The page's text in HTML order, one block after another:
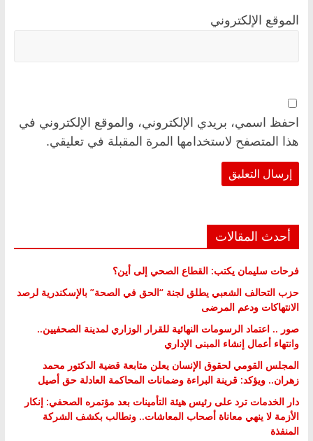
الموقع الإلكتروني
احفظ اسمي، بريدي الإلكتروني، والموقع الإلكتروني في
هذا المتصفح لاستخدامها المرة المقبلة في تعليقي.
أحدث المقالات
فرحات سليمان يكتب: القطاع الصحي إلى أين؟
حزب التحالف الشعبي يطلق لجنة “الحق في الصحة” بالإسكندرية لرصد
الانتهاكات ودعم المرضى
صور .. اعتماد الرسومات النهائية للقرار الوزاري لمدينة الصحفيين..
وانتهاء أعمال إنشاء المبنى الإداري
المجلس القومي لحقوق الإنسان يعلن متابعة قضية الدكتور محمد
زهران.. ويؤكد: قرينة البراءة وضمانات المحاكمة العادلة حق أصيل
دار الخدمات ترد على رئيس هيئة التأمينات بعد مؤتمره الصحفي: إنكار
الأزمة لا ينهي معاناة أصحاب المعاشات.. ونطالب بكشف الشركة
المنفذة